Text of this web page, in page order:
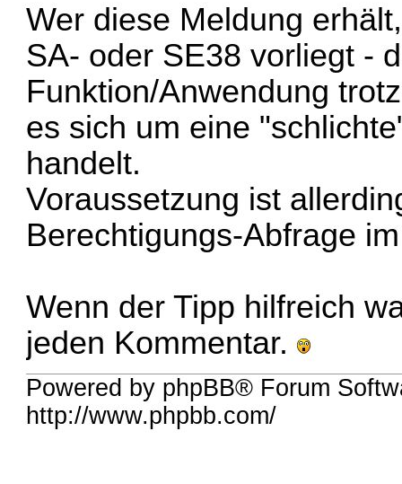
Wer diese Meldung
SA- oder SE38 vorliegt -
Funktion/Anwendung
es sich um eine
handelt.
Voraussetzung ist
Berechtigungs-Abfrage
Wenn der Tipp hilfreich
jeden Kommentar.
Powered by phpBB® Forum
http://www.phpbb.com/